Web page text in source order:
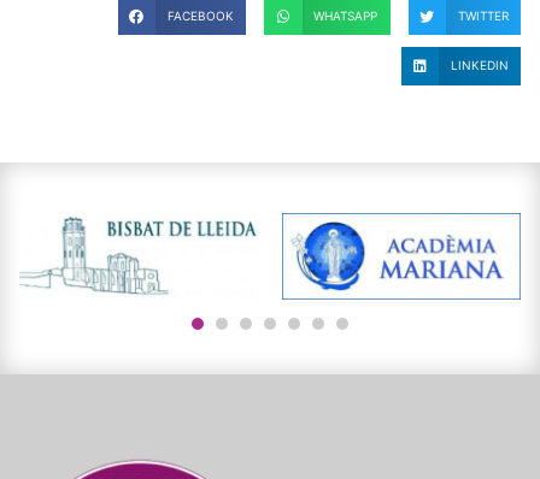
FACEBOOK WHATSAPP TWITTER
LINKEDIN